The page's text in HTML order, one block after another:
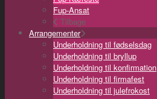
Fup-Ansat
Tilbage
Arrangementer
Underholdning til fødselsdag
Underholdning til bryllup
Underholdning til konfirmation
Underholdning til firmafest
Underholdning til julefrokost